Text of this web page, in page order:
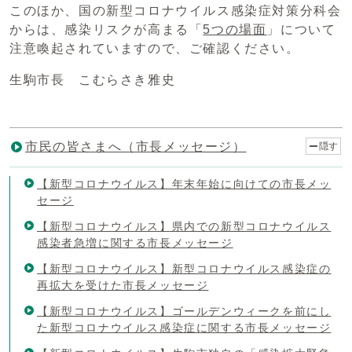
このほか、国の新型コロナウイルス感染症対策分科会
からは、感染リスクが高まる「 5つの場面 」について
注意喚起されていますので、ご確認ください。
生駒市長 こむらさき雅史
市民の皆さまへ（市長メッセージ） 隠す
【新型コロナウイルス】年末年始に向けての市長メッ
セージ
【新型コロナウイルス】県内での新型コロナウイルス
感染者急増に関する市長メッセージ
【新型コロナウイルス】新型コロナウイルス感染症の
再拡大を受けた市長メッセージ
【新型コロナウイルス】ゴールデンウィークを前にし
た新型コロナウイルス感染症に関する市長メッセージ